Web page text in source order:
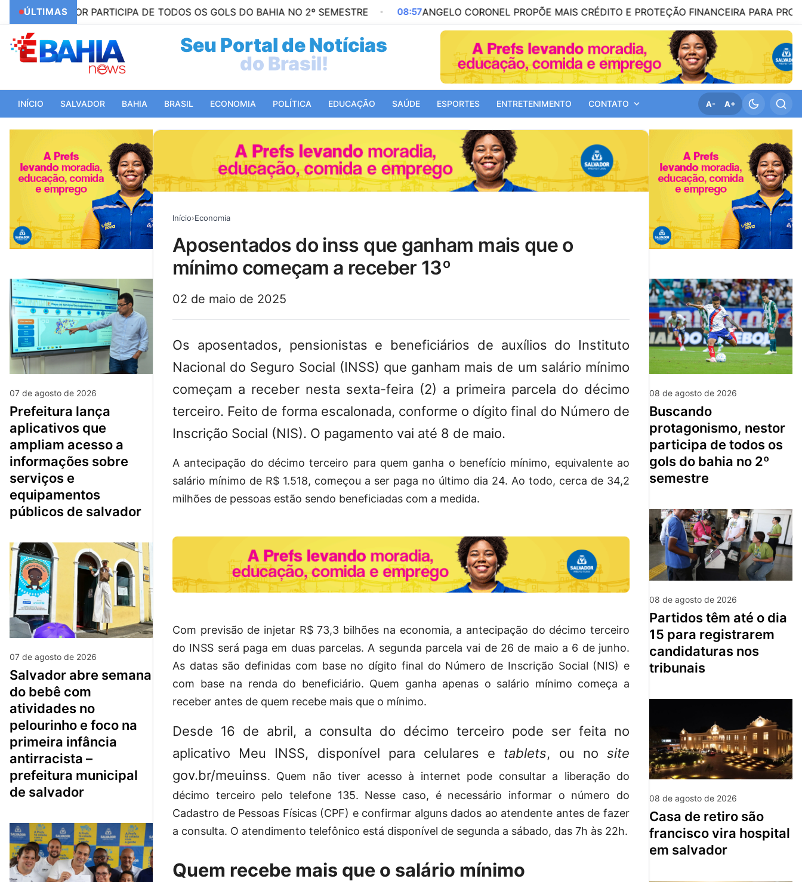
ÚLTIMAS
PARTICIPA DE TODOS OS GOLS DO BAHIA NO 2º SEMESTRE 08:57 ANGELO CORONEL PROPÕE MAIS CRÉDITO E PROTEÇÃO FINANCEIRA PARA PRODUTORES
Seu Portal de Notícias
do Mundo!
INÍCIO SALVADOR BAHIA BRASIL ECONOMIA POLÍTICA EDUCAÇÃO SAÚDE ESPORTES ENTRETENIMENTO CONTATO A- A+
07 de agosto de 2026
prefeitura lança
aplicativos que
ampliam acesso a
informações sobre
serviços e
equipamentos
públicos de salvador
07 de agosto de 2026
salvador abre semana
do bebê com
atividades no
pelourinho e foco na
primeira infância
antirracista –
prefeitura municipal
de salvador
Início›Economia
aposentados do inss que ganham mais que o
mínimo começam a receber 13º
02 de maio de 2025
Os aposentados, pensionistas e beneficiários de auxílios do Instituto
Nacional do Seguro Social (INSS) que ganham mais de um salário mínimo
começam a receber nesta sexta-feira (2) a primeira parcela do décimo
terceiro. Feito de forma escalonada, conforme o dígito final do Número de
Inscrição Social (NIS). O pagamento vai até 8 de maio.
A antecipação do décimo terceiro para quem ganha o benefício mínimo, equivalente ao
salário mínimo de R$ 1.518, começou a ser paga no último dia 24. Ao todo, cerca de 34,2
milhões de pessoas estão sendo beneficiadas com a medida.
Com previsão de injetar R$ 73,3 bilhões na economia, a antecipação do décimo terceiro
do INSS será paga em duas parcelas. A segunda parcela vai de 26 de maio a 6 de junho.
As datas são definidas com base no dígito final do Número de Inscrição Social (NIS) e
com base na renda do beneficiário. Quem ganha apenas o salário mínimo começa a
receber antes de quem recebe mais que o mínimo.
Desde 16 de abril, a consulta do décimo terceiro pode ser feita no
aplicativo Meu INSS, disponível para celulares e tablets, ou nosite
gov.br/meuinss. Quem não tiver acesso à internet pode consultar a liberação do
décimo terceiro pelo telefone 135. Nesse caso, é necessário informar o número do
Cadastro de Pessoas Físicas (CPF) e confirmar alguns dados ao atendente antes de fazer
a consulta. O atendimento telefônico está disponível de segunda a sábado, das 7h às 22h.
Quem recebe mais que o salário mínimo
08 de agosto de 2026
buscando
protagonismo, nestor
participa de todos os
gols do bahia no 2º
semestre
08 de agosto de 2026
partidos têm até o dia
15 para registrarem
candidaturas nos
tribunais
08 de agosto de 2026
casa de retiro são
francisco vira hospital
em salvador